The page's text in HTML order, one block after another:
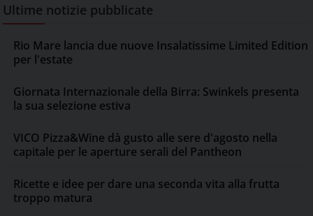
Ultime notizie pubblicate
Rio Mare lancia due nuove Insalatissime Limited Edition
per l'estate
Giornata Internazionale della Birra: Swinkels presenta
la sua selezione estiva
VICO Pizza&Wine dà gusto alle sere d'agosto nella
capitale per le aperture serali del Pantheon
Ricette e idee per dare una seconda vita alla frutta
troppo matura